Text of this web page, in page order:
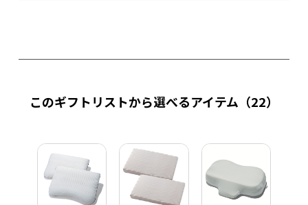
このギフトリストから選べるアイテム （22）